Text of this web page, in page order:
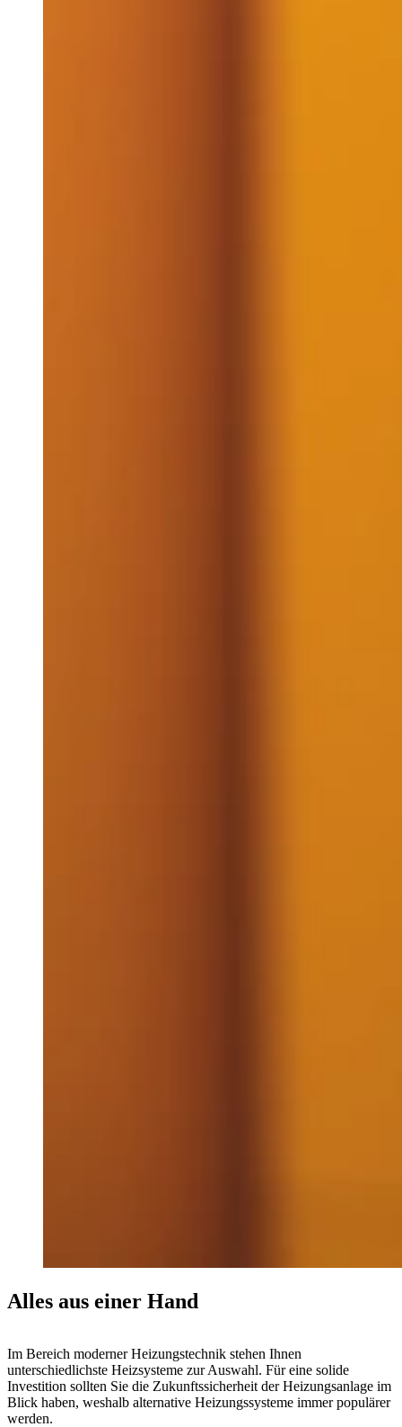
Alles aus einer Hand
Im Bereich moderner Heizungstechnik stehen Ihnen
unterschiedlichste Heizsysteme zur Auswahl. Für eine solide
Investition sollten Sie die Zukunftssicherheit der Heizungsanlage im
Blick haben, weshalb alternative Heizungssysteme immer populärer
werden.